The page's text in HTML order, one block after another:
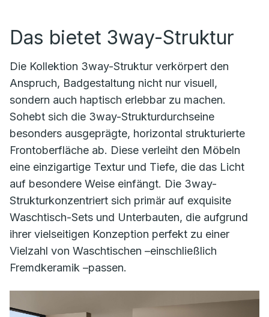
Das bietet 3way-Struktur
Die Kollektion 3way-Struktur verkörpert den
Anspruch, Badgestaltung nicht nur visuell,
sondern auch haptisch erlebbar zu machen.
Sohebt sich die 3way-Strukturdurchseine
besonders ausgeprägte, horizontal strukturierte
Frontoberfläche ab. Diese verleiht den Möbeln
eine einzigartige Textur und Tiefe, die das Licht
auf besondere Weise einfängt. Die 3way-
Strukturkonzentriert sich primär auf exquisite
Waschtisch-Sets und Unterbauten, die aufgrund
ihrer vielseitigen Konzeption perfekt zu einer
Vielzahl von Waschtischen –einschließlich
Fremdkeramik –passen.